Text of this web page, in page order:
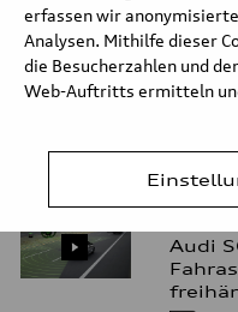
Wettbewerb mit innovativen
Audi
erfassen wir
Analysen. Mithilfe dieser
die Besucherzahlen und
Web-Auftritts ermitteln